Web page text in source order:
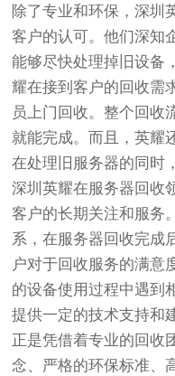
除了专业和环保，深圳
客户的认可。他们深知
能够尽快处理掉旧设备
耀在接到客户的回收需
员上门回收。整个回收
就能完成。而且，英耀
在处理旧服务器的同时
深圳英耀在服务器回收
客户的长期关注和服务
系，在服务器回收完成
户对于回收服务的满意
的设备使用过程中遇到
提供一定的技术支持和
正是凭借着专业的回收
念、严格的环保标准、